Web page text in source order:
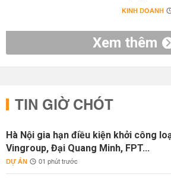
KINH DOANH
Xem thêm
TIN GIỜ CHÓT
Hà Nội gia hạn điều kiện khởi công
Vingroup, Đại Quang Minh, FPT...
DỰ ÁN 01 phút trước